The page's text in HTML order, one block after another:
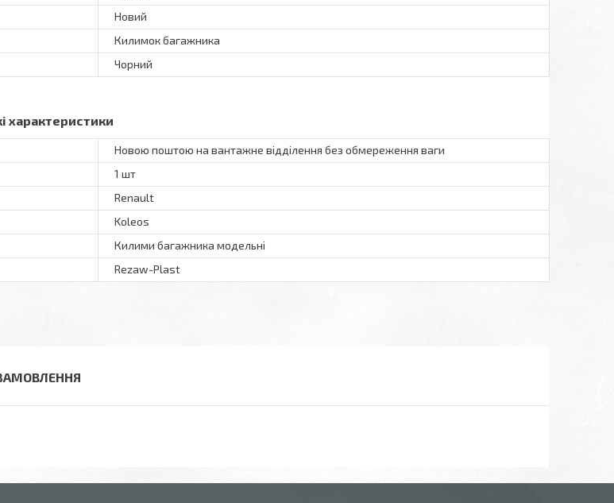
Новий
Килимок багажника
Чорний
характеристики
Новою поштою на вантажне відділення без обмереження ваги
1 шт
Renault
Koleos
Килими багажника модельні
Rezaw-Plast